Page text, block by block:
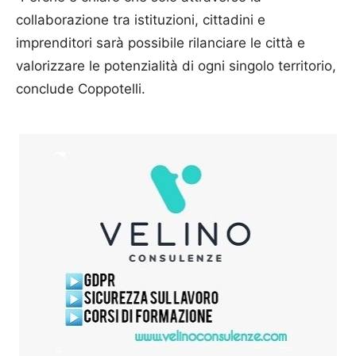
collaborazione tra istituzioni, cittadini e
imprenditori sarà possibile rilanciare le città e
valorizzare le potenzialità di ogni singolo territorio,
conclude Coppotelli.